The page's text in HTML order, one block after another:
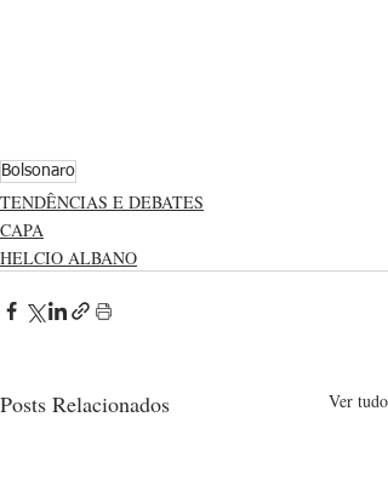
Bolsonaro
TENDÊNCIAS E DEBATES
CAPA
HELCIO ALBANO
Posts Relacionados Ver tudo